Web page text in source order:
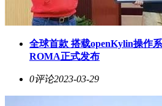
全球首款 搭载openKylin操作
ROMA正式发布
0评论2023-03-29